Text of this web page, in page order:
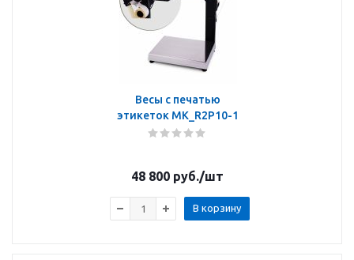
Весы с печатью
этикеток MK_R2P10-1
48 800 руб./шт
В корзину